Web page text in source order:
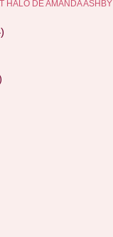
HALO DE AMANDA ASHBY